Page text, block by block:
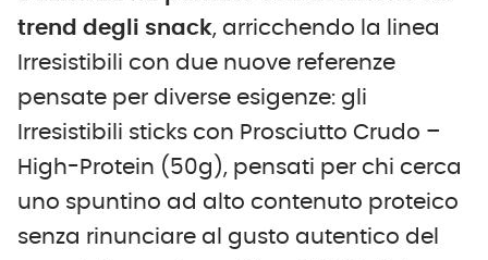
trend degli snack, arricchendo la linea
Irresistibili con due nuove referenze
pensate per diverse esigenze: gli
Irresistibili sticks con Prosciutto Crudo –
High-Protein (50g), pensati per chi cerca
uno spuntino ad alto contenuto proteico
senza rinunciare al gusto autentico del